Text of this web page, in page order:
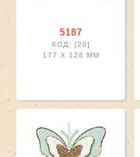
5187
КОД: [20]
177 X
126 ММ